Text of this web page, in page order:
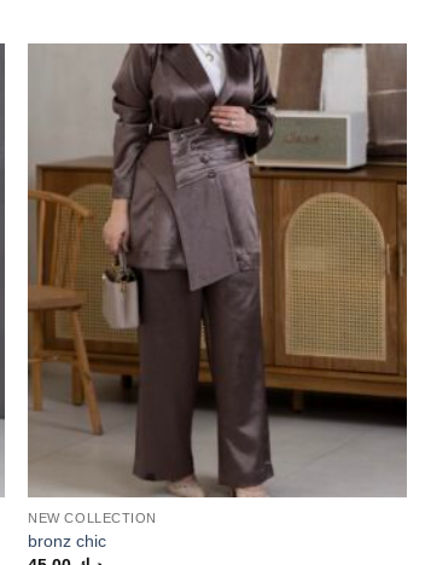
NEW COLLECTION
bronz chic